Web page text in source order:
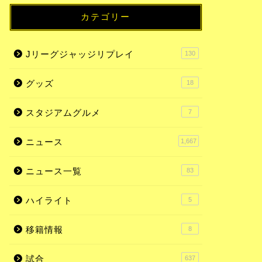
カテゴリー
Jリーグジャッジリプレイ 130
グッズ 18
スタジアムグルメ 7
ニュース 1,667
ニュース一覧 83
ハイライト 5
移籍情報 8
試合 637